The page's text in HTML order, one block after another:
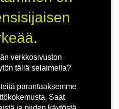
verkkosivuston
tällä selaimella?
parantaaksemme
Saat